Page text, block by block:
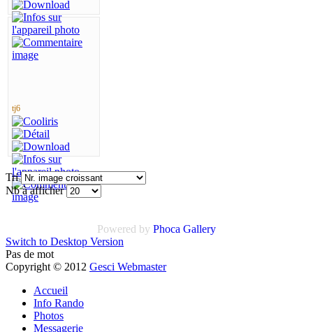
tj6
Tri
Nb à afficher
Powered by Phoca Gallery
Switch to Desktop Version
Pas de mot
Copyright © 2012 Gesci Webmaster
Accueil
Info Rando
Photos
Messagerie